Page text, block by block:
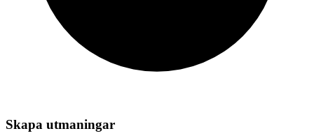
Skapa utmaningar